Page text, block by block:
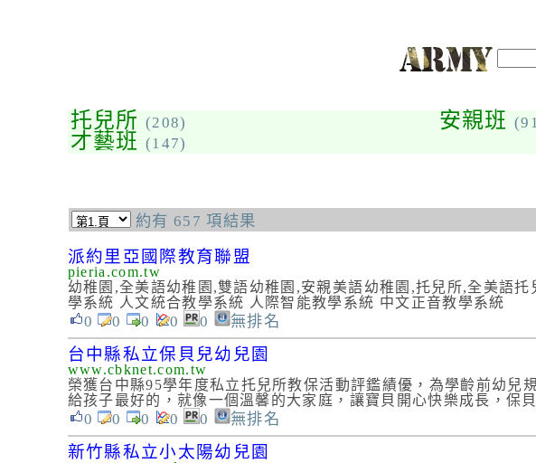
托兒所 (208) 安親班
才藝班 (147)
約有 657 項結果
派約里亞國際教育聯盟
pieria.com.tw
幼稚園,全美語幼稚園,雙語幼稚園,安親美語幼稚園,托兒所,全美語
學系統 人文統合教學系統 人際智能教學系統 中文正音教學系統
0 0 0 0 0 無排名
台中縣私立保貝兒幼兒園
www.cbknet.com.tw
榮獲台中縣95學年度私立托兒所教保活動評鑑績優，為學齡前幼兒
給孩子最好的，就像一個溫馨的大家庭，讓寶貝開心快樂成長，保
0 0 0 0 0 無排名
新竹縣私立小太陽幼兒園